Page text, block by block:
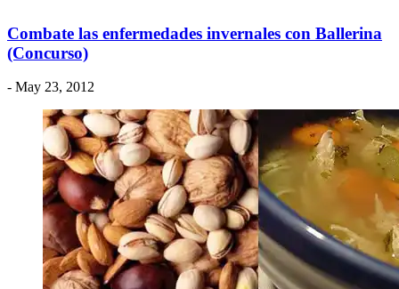
Combate las enfermedades invernales con Ballerina
(Concurso)
- May 23, 2012